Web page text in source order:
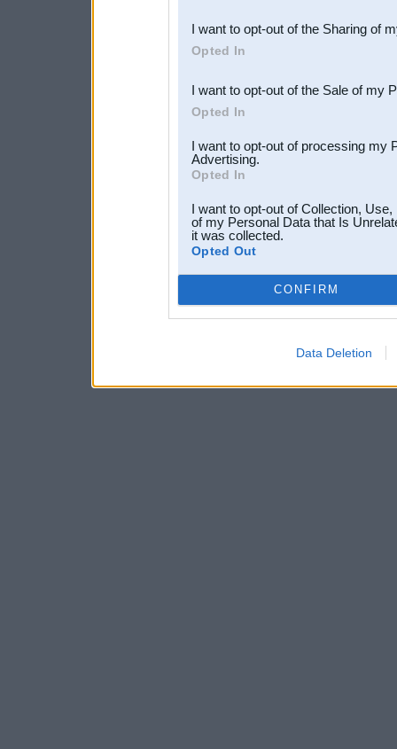
Downstream Participants
third parties.
I want to opt-out of the Sharing of
Opted In
I want to opt-out of the Sale of my
Opted In
I want to opt-out of processing my
Advertising.
Opted In
I want to opt-out of Collection,
of my Personal Data that Is
it was collected.
Opted Out
CONFIRM
Data Deletion